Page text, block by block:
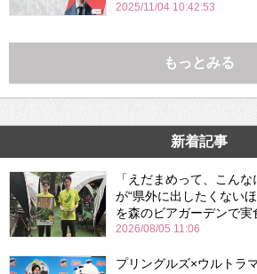
2025/11/04 10:42:53
もっとみる
新着記事
「えだまめって、こん
が“県外に出したくない
を森のビアガーデンで実
2026/08/05 11:06
プリングルズ×ウルトラ